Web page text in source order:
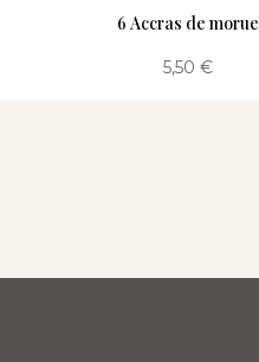
6 Accras de morue
5,50 €